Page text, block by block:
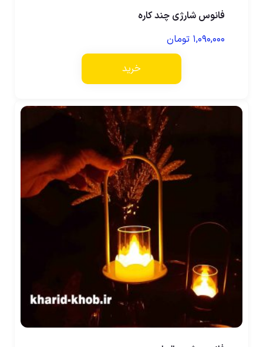
فانوس شارژی چند کاره
۱,۰۹۰,۰۰۰ تومان
خرید